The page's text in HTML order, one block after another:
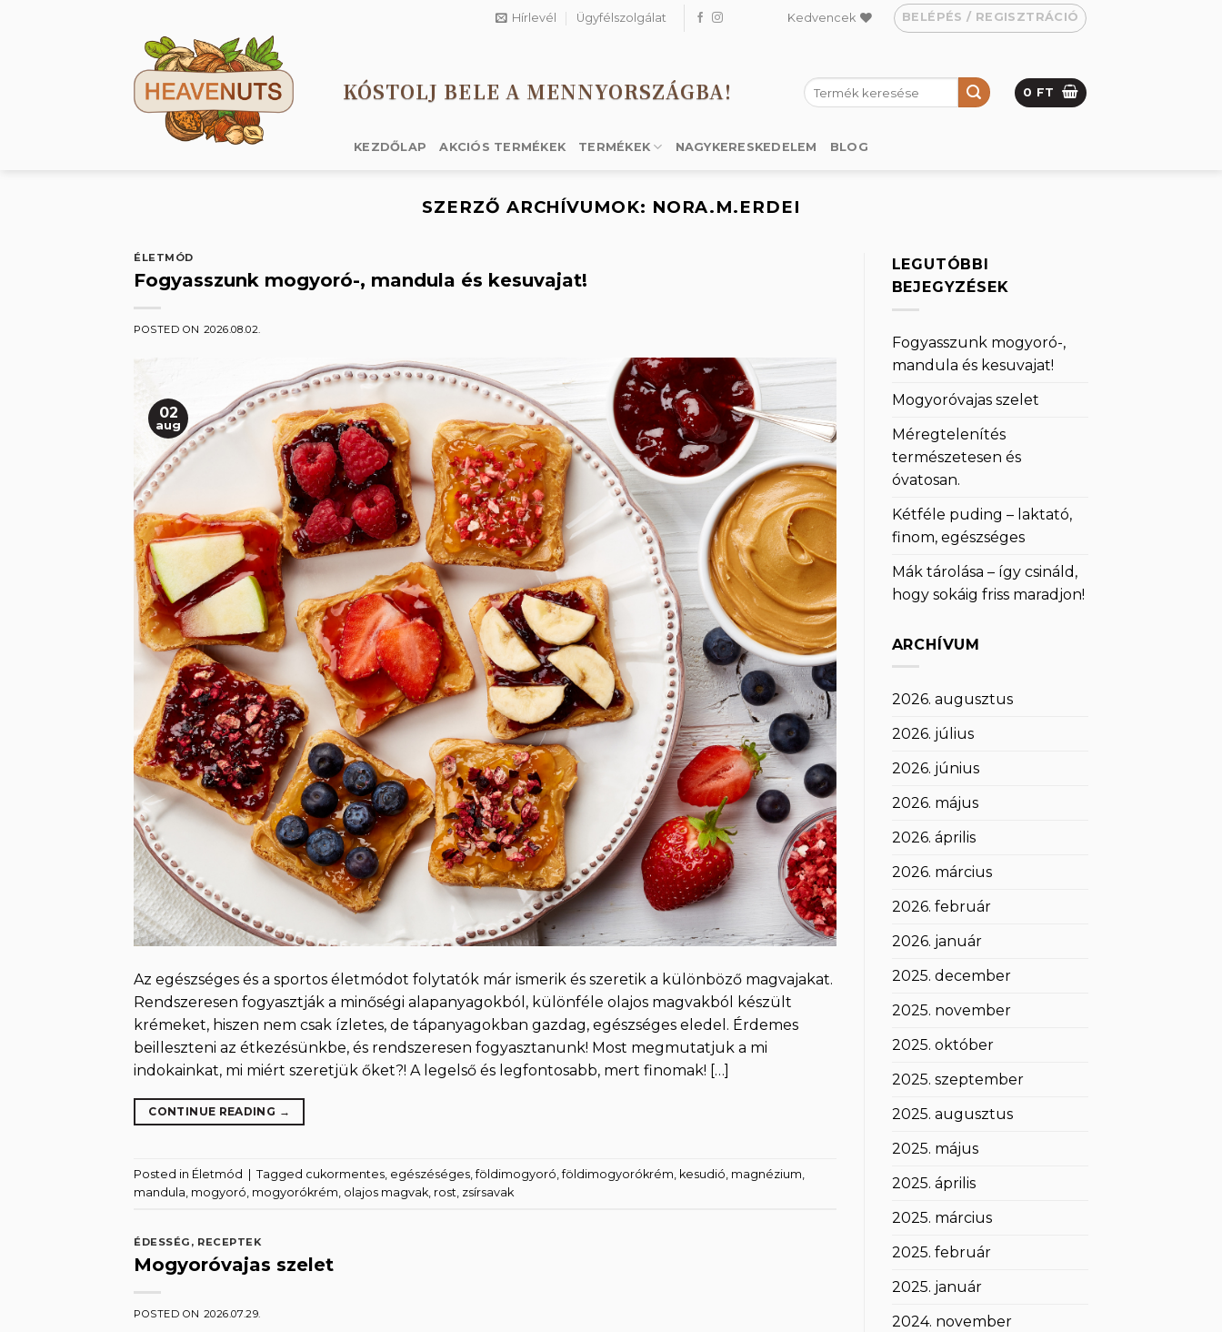
Hírlevél Ügyfélszolgálat Kedvencek BELÉPÉS / REGISZTRÁCIÓ
KÓSTOLJ BELE A MENNYORSZÁGBA!
Keresés
a
0 FT
KEZDŐLAP AKCIÓS TERMÉKEK TERMÉKEK NAGYKERESKEDELEM BLOG
SZERZŐ ARCHÍVUMOK: NORA.M.ERDEI
ÉLETMÓD
Fogyasszunk mogyoró-, mandula és kesuvajat!
POSTED ON 2026.08.02.
02
aug
Az egészséges és a sportos életmódot folytatók már ismerik és szeretik a különböző magvajakat.
Rendszeresen fogyasztják a minőségi alapanyagokból, különféle olajos magvakból készült
krémeket, hiszen nem csak ízletes, de tápanyagokban gazdag, egészséges eledel. Érdemes
beilleszteni az étkezésünkbe, és rendszeresen fogyasztanunk! Most megmutatjuk a mi
indokainkat, mi miért szeretjük őket?! A legelső és legfontosabb, mert finomak! […]
CONTINUE READING →
Posted in Életmód Tagged cukormentes egészéséges ,földimogyoró ,földimogyorókrém kesudió magnézium
mandula mogyoró mogyorókrém olajos magvak rost zsírsavak
ÉDESSÉG , RECEPTEK
Mogyoróvajas szelet
POSTED ON 2026.07.29.
LEGUTÓBBI
BEJEGYZÉSEK
Fogyasszunk mogyoró-,
mandula és kesuvajat!
Mogyoróvajas szelet
Méregtelenítés
természetesen és
óvatosan.
Kétféle puding – laktató,
finom, egészséges
Mák tárolása – így csináld,
hogy sokáig friss maradjon!
ARCHÍVUM
2026. augusztus
2026. július
2026. június
2026. május
2026. április
2026. március
2026. február
2026. január
2025. december
2025. november
2025. október
2025. szeptember
2025. augusztus
2025. május
2025. április
2025. március
2025. február
2025. január
2024. november